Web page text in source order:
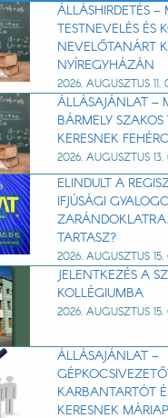
ÁLLÁSHIRDETÉS –
TESTNEVELÉS ÉS
NEVELŐTANÁRT
NYÍREGYHÁZÁN
2026. AUGUSZTUS
ÁLLÁSAJÁNLAT –
BÁRMELY
KERESNEK
2026. AUGUSZTUS
ELINDULT A
IFJÚSÁGI
TARTASZ?
2026. AUGUSZTUS
JELENTKEZÉS A
KOLLÉGIUMBA
2026. AUGUSZTUS
ÁLLÁSAJÁNLAT –
KARBANTARTÓT
KERESNEK